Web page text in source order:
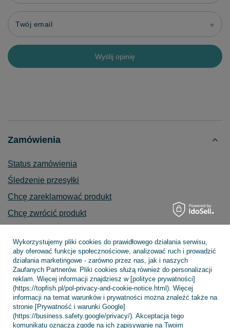
Twój email
Wyślij opinię
Zamówienia
Status zamówienia
Śledzenie przesyłki
Chcę zareklamować produkt
Chcę zwrócić produkt
Kontakt
Konto
Wykorzystujemy pliki cookies do prawidłowego działania serwisu,
aby oferować funkcje społecznościowe, analizować ruch i prowadzić
działania marketingowe - zarówno przez nas, jak i naszych
Zaufanych Partnerów. Pliki cookies służą również do personalizacji
reklam. Więcej informacji znajdziesz w [polityce prywatności]
(https://topfish.pl/pol-privacy-and-cookie-notice.html). Więcej
informacji na temat warunków i prywatności można znaleźć także na
stronie [Prywatność i warunki Google]
(https://business.safety.google/privacy/). Akceptacja tego
komunikatu oznacza zgodę na ich zapisywanie na Twoim